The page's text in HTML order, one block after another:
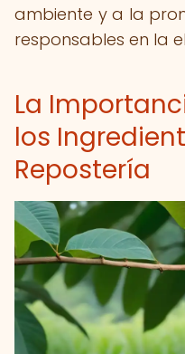
ambiente y a la
responsables en la
La
los
Repostería